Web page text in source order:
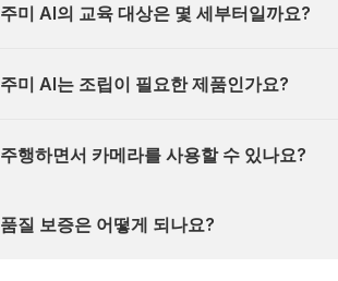
주미 AI의 교육 대상은 몇 세부터일까요?
주미 AI는 조립이 필요한 제품인가요?
주행하면서 카메라를 사용할 수 있나요?
품질 보증은 어떻게 되나요?